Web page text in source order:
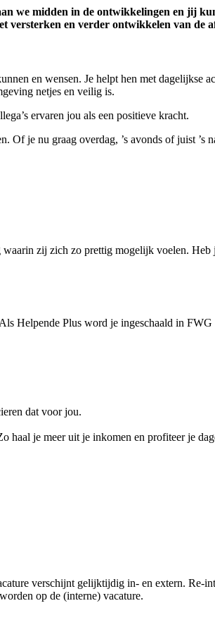
we midden in de ontwikkelingen en jij
versterken en verder ontwikkelen van de
en wensen. Je helpt hen met dagelijkse
netjes en veilig is.
ervaren jou als een positieve kracht.
Of je nu graag overdag, ’s avonds of juist ’s
waarin zij zich zo prettig mogelijk voelen.
Helpende Plus word je ingeschaald in FWG
dat voor jou.
haal je meer uit je inkomen en profiteer je
verschijnt gelijktijdig in- en extern. Re-
op de (interne) vacature.